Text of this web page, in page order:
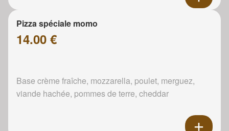
Pizza spéciale momo
14.00 €
Base crème fraîche, mozzarella, poulet, merguez,
viande hachée, pommes de terre, cheddar